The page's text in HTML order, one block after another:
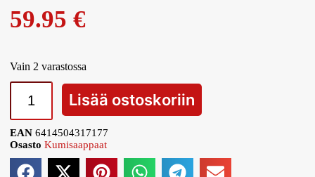
59.95€
Vain 2 varastossa
Lisää ostoskoriin
EAN6414504317177
Osasto Kumisaappaat